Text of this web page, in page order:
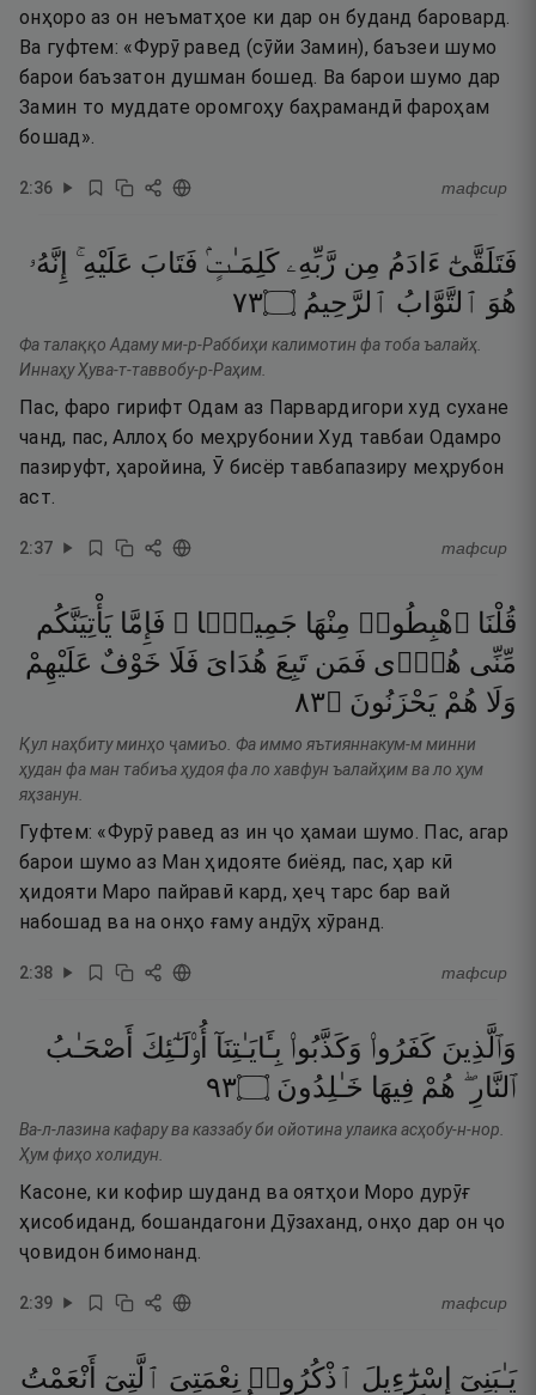
онҳоро аз он неъматҳое ки дар он буданд баровард.
Ва гуфтем: «Фурӯ равед (сӯйи Замин), баъзеи шумо
барои баъзатон душман бошед. Ва барои шумо дар
Замин то муддате оромгоҳу баҳрамандӣ фароҳам
бошад».
2:36 тафсир
فَتَلَقَّىٰٓ ءَادَمُ مِن رَّبِّهِۦ كَلِمَـٰتٍۢ فَتَابَ عَلَيْهِ ۚ إِنَّهُۥ
هُوَ ٱلتَّوَّابُ ٱلرَّحِيمُ ۝٣٧
Фа талаққо Адаму ми-р-Раббиҳи калимотин фа тоба ъалайҳ.
Иннаҳу Ҳува-т-таввобу-р-Раҳим.
Пас, фаро гирифт Одам аз Парвардигори худ сухане
чанд, пас, Аллоҳ бо меҳрубонии Худ тавбаи Одамро
пазируфт, ҳаройина, Ӯ бисёр тавбапазиру меҳрубон
аст.
2:37 тафсир
قُلْنَا ٱهْبِطُوا۟ مِنْهَا جَمِيعًۭا ۖ فَإِمَّا يَأْتِيَنَّكُم
مِّنِّى هُدًۭى فَمَن تَبِعَ هُدَاىَ فَلَا خَوْفٌ عَلَيْهِمْ
وَلَا هُمْ يَحْزَنُونَ ۝٣٨
Қул наҳбиту минҳо ҷамиъо. Фа иммо яътияннакум-м минни
ҳудан фа ман табиъа ҳудоя фа ло хавфун ъалайҳим ва ло ҳум
яҳзанун.
Гуфтем: «Фурӯ равед аз ин ҷо ҳамаи шумо. Пас, агар
барои шумо аз Ман ҳидояте биёяд, пас, ҳар кӣ
ҳидояти Маро пайравӣ кард, ҳеҷ тарс бар вай
набошад ва на онҳо ғаму андӯҳ хӯранд.
2:38 тафсир
وَٱلَّذِينَ كَفَرُوا۟ وَكَذَّبُوا۟ بِـَٔايَـٰتِنَآ أُو۟لَـٰٓئِكَ أَصْحَـٰبُ
ٱلنَّارِ ۖ هُمْ فِيهَا خَـٰلِدُونَ ۝٣٩
Ва-л-лазина кафару ва каззабу би ойотина улаика асҳобу-н-нор.
Ҳум фиҳо холидун.
Касоне, ки кофир шуданд ва оятҳои Моро дурӯғ
ҳисобиданд, бошандагони Дӯзаханд, онҳо дар он ҷо
ҷовидон бимонанд.
2:39 тафсир
يَـٰبَنِىٓ إِسْرَٰٓءِيلَ ٱذْكُرُوا۟ نِعْمَتِىَ ٱلَّتِىٓ أَنْعَمْتُ